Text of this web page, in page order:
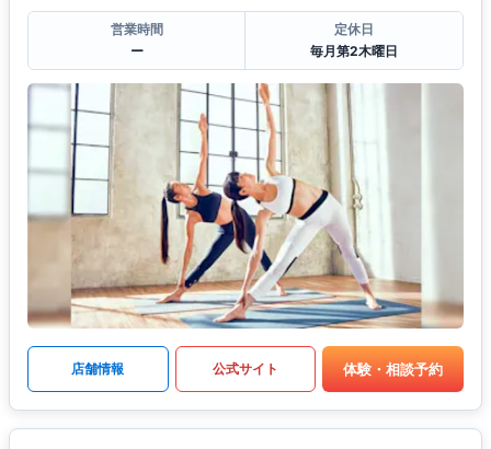
営業時間
ー
定休日
毎月第2木曜日
店舗情報 公式サイト 体験・相談予約